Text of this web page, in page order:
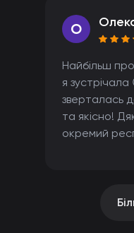
O
Найбільш
я
зверталась
та якісно!
окремий